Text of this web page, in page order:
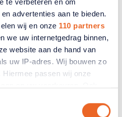
te verbeteren en om
advertenties aan te bieden.
wij en onze 110 partners
we uw internetgedrag binnen,
website aan de hand van
uw IP-adres. Wij bouwen zo
passen wij onze
Ook delen we mogelijk